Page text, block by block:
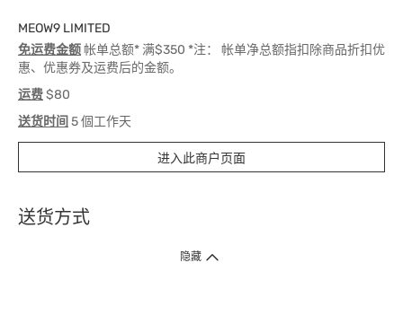
MEOW9 LIMITED
免运费金额帐单总额* 满$350 *注： 帐单净总额指扣除商品折扣优
惠、优惠券及运费后的金额。
运费$80
送货时间 5 個工作天
进入此商户页面
送货方式
1. 送货到府（受卫生署条例规管产品除外 ）
隐藏